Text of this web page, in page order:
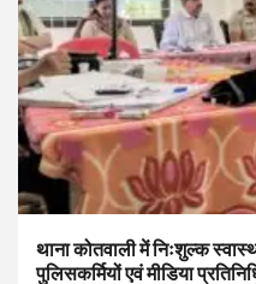
थाना कोतवाली में निःशुल्क
पुलिसकर्मियों एवं मीडिया